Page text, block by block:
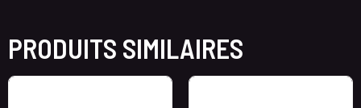
PRODUITS SIMILAIRES